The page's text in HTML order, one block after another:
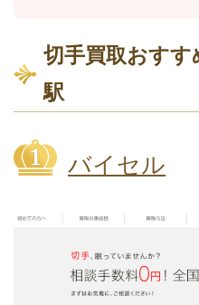
切手買取おす
駅
バイセル